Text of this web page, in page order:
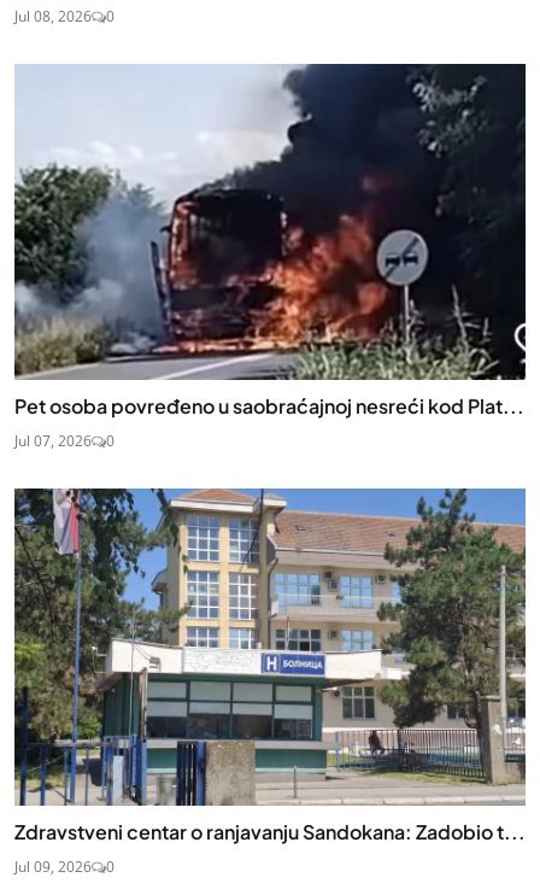
Jul 08, 2026 0
Pet osoba povređeno u saobraćajnoj nesreći kod Plat...
Jul 07, 2026 0
Zdravstveni centar o ranjavanju Sandokana: Zadobio t...
Jul 09, 2026 0